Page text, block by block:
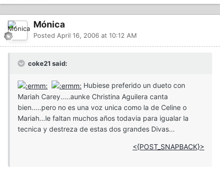
Mónica
Posted April 16, 2006 at 10:12 AM
coke21 said:
Hubiese preferido un dueto con
Mariah Carey.....aunke Christina Aguilera canta
bien.....pero no es una voz unica como la de Celine o
Mariah...le faltan muchos años todavia para igualar la
tecnica y destreza de estas dos grandes Divas...
<{POST_SNAPBACK}>